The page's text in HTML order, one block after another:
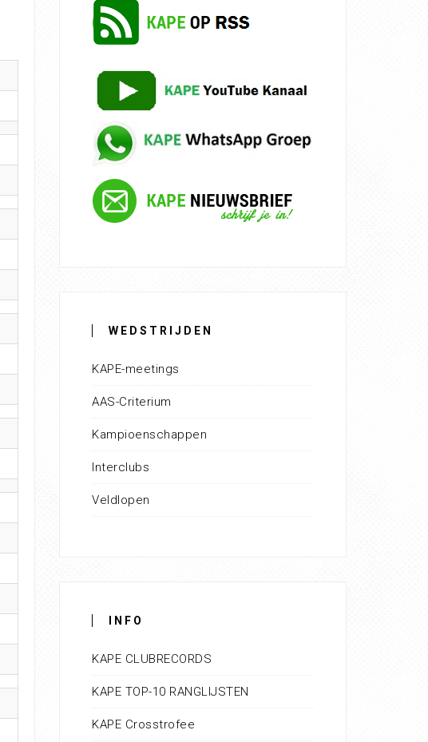
WEDSTRIJDEN
KAPE-meetings
AAS-Criterium
Kampioenschappen
Interclubs
Veldlopen
INFO
KAPE CLUBRECORDS
KAPE TOP-10 RANGLIJSTEN
KAPE Crosstrofee